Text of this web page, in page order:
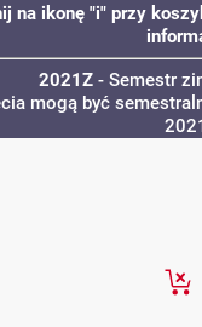
na ikonę "i" przy
2021Z - Semestr
mogą być